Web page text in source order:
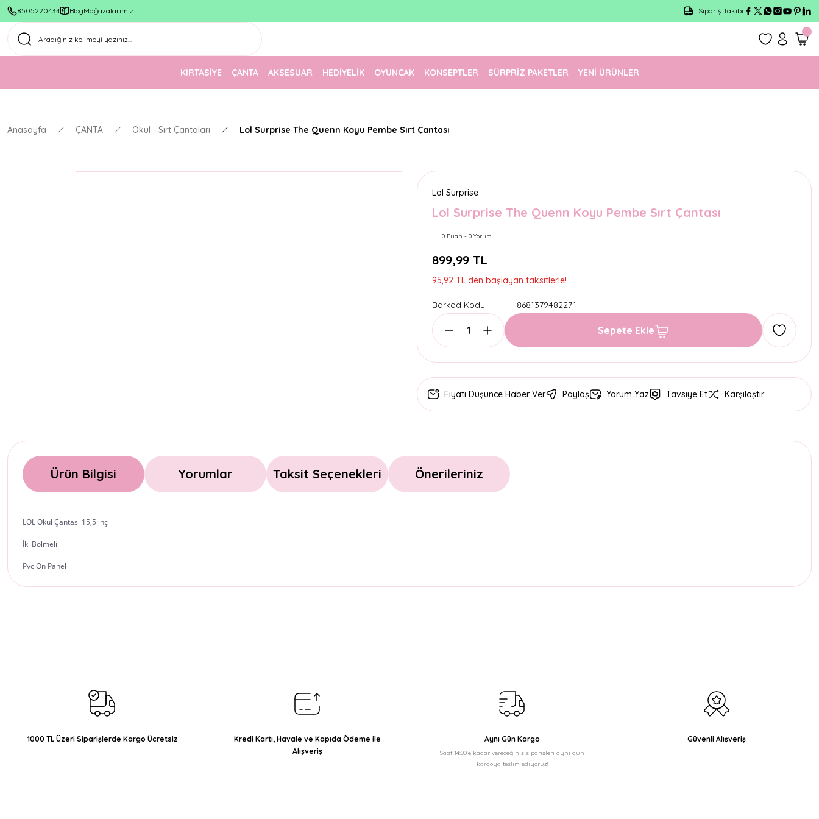
8505220434 BlogMağazalarımız
1500 TL Üzeri Ücretsiz Kargo
Sipariş Takibi
KIRTASİYE ÇANTA AKSESUAR HEDİYELİK OYUNCAK KONSEPTLER SÜRPRİZ PAKETLER YENİ ÜRÜNLER
Anasayfa ÇANTA Okul - Sırt Çantaları Lol Surprise The Quenn Koyu Pembe Sırt Çantası
Lol Surprise
Lol Surprise The Quenn Koyu Pembe Sırt Çantası
0 Puan - 0 Yorum
899,99 TL
95,92 TL den başlayan taksitlerle!
Barkod Kodu 8681379482271
Sepete Ekle
Fiyatı Düşünce Haber Ver Paylaş Yorum Yaz Tavsiye Et Karşılaştır
Ürün Bilgisi Yorumlar Taksit Seçenekleri Önerileriniz
LOL Okul Çantası 15,5 inç
İki Bölmeli
Pvc Ön Panel
Ürün fiyatı diğer sitelerden daha pahalı.
Bu ürüne benzer farklı alternatifler olmalı.
1000 TL Üzeri Siparişlerde Kargo Ücretsiz
Kredi Kartı, Havale ve Kapıda Ödeme ile
Alışveriş
Aynı Gün Kargo
Saat 14:00'e kadar vereceğiniz siparişleri aynı gün
kargoya teslim ediyoruz!
Güvenli Alışveriş